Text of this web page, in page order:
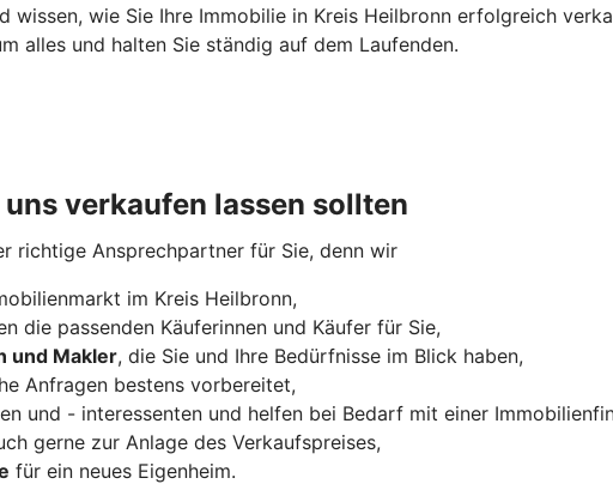
wissen, wie Sie Ihre Immobilie in Kreis Heilbronn erfolgreich
alles und halten Sie ständig auf dem Laufenden.
verkaufen lassen sollten
richtige Ansprechpartner für Sie, denn wir
im Kreis Heilbronn,
die passenden Käuferinnen und Käufer für Sie,
und Makler, die Sie und Ihre Bedürfnisse im Blick haben,
Anfragen bestens vorbereitet,
und - interessenten und helfen bei Bedarf mit einer
gerne zur Anlage des Verkaufspreises,
für ein neues Eigenheim.